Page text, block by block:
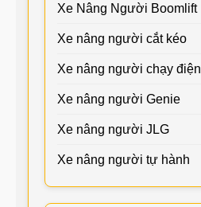
Xe Nâng Người Boomlift
Xe nâng người cắt kéo
Xe nâng người chạy điện
Xe nâng người Genie
Xe nâng người JLG
Xe nâng người tự hành